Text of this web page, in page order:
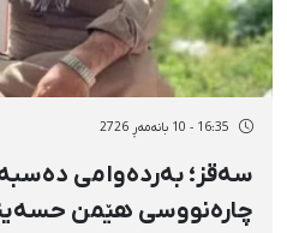
16:35 - 10 بانەمەڕ 2726
سەقز؛ بەردەوامی
چارەنووسی هێمن